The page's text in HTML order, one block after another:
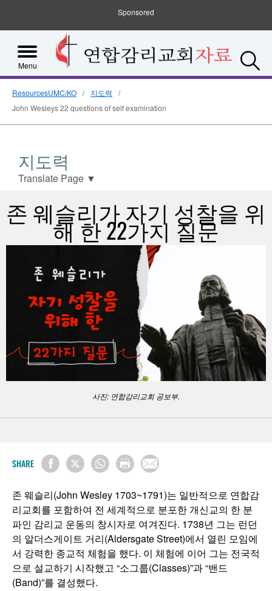
Sponsored
Menu
ResourcesUMC/KO
지도력
John Wesleys 22 questions of self examination
지도력
Translate Page ▼
존 웨슬리가 자기 성찰을 위
해 한 22가지 질문
사진: 연합감리교회 공보부.
SHARE
존 웨슬리(John Wesley 1703~1791)는 일반적으로 연합감
리교회를 포함하여 전 세계적으로 분포한 개신교의 한 분
파인 감리교 운동의 창시자로 여겨진다. 1738년 그는 런던
의 알더스게이트 거리(Aldersgate Street)에서 열린 모임에
서 강력한 종교적 체험을 했다. 이 체험에 이어 그는 전국적
으로 설교하기 시작했고 “소그룹(Classes)”과 “밴드
(Band)”를 결성했다.